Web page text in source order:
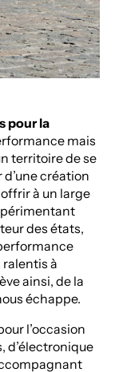
pour la
mais
territoire de se
création
à un large
des états,
à
ainsi, de la
échappe.
l’occasion
d’électronique